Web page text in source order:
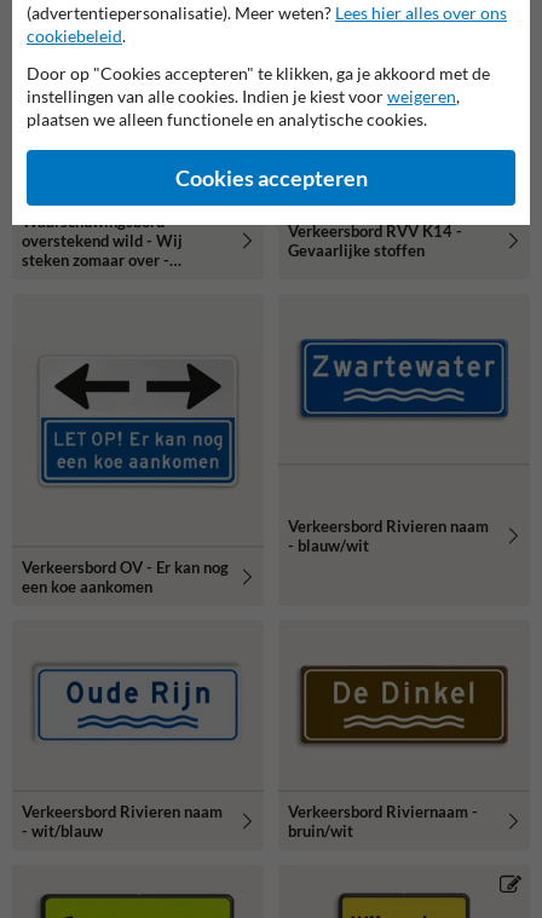
Waarschuwingsbord
overstekend wild - Wij
steken zomaar over -
Verkeersbord RVV K14 -
Gevaarlijke stoffen
Verkeersbord OV - Er kan nog
een koe aankomen
Verkeersbord Rivieren naam
- blauw/wit
Verkeersbord Rivieren naam
- wit/blauw
Verkeersbord Riviernaam -
bruin/wit
(advertentiepersonalisatie). Meer weten? Lees hier alles over ons
cookiebeleid.
Door op "Cookies accepteren" te klikken, ga je akkoord met de
instellingen van alle cookies. Indien je kiest voorweigeren,
plaatsen we alleen functionele en analytische cookies.
Cookies accepteren